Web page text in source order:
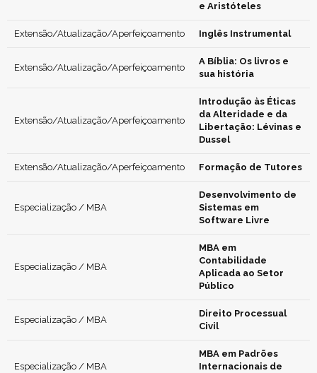
e Aristóteles
Extensão/Atualização/Aperfeiçoamento Inglês Instrumental
Extensão/Atualização/Aperfeiçoamento
A Bíblia: Os livros e
sua história
Extensão/Atualização/Aperfeiçoamento
Introdução às Éticas
da Alteridade e da
Libertação: Lévinas e
Dussel
Extensão/Atualização/Aperfeiçoamento Formação de Tutores
Especialização / MBA
Desenvolvimento de
Sistemas em
Software Livre
Especialização / MBA
MBA em
Contabilidade
Aplicada ao Setor
Público
Especialização / MBA
Direito Processual
Civil
Especialização / MBA
MBA em Padrões
Internacionais de